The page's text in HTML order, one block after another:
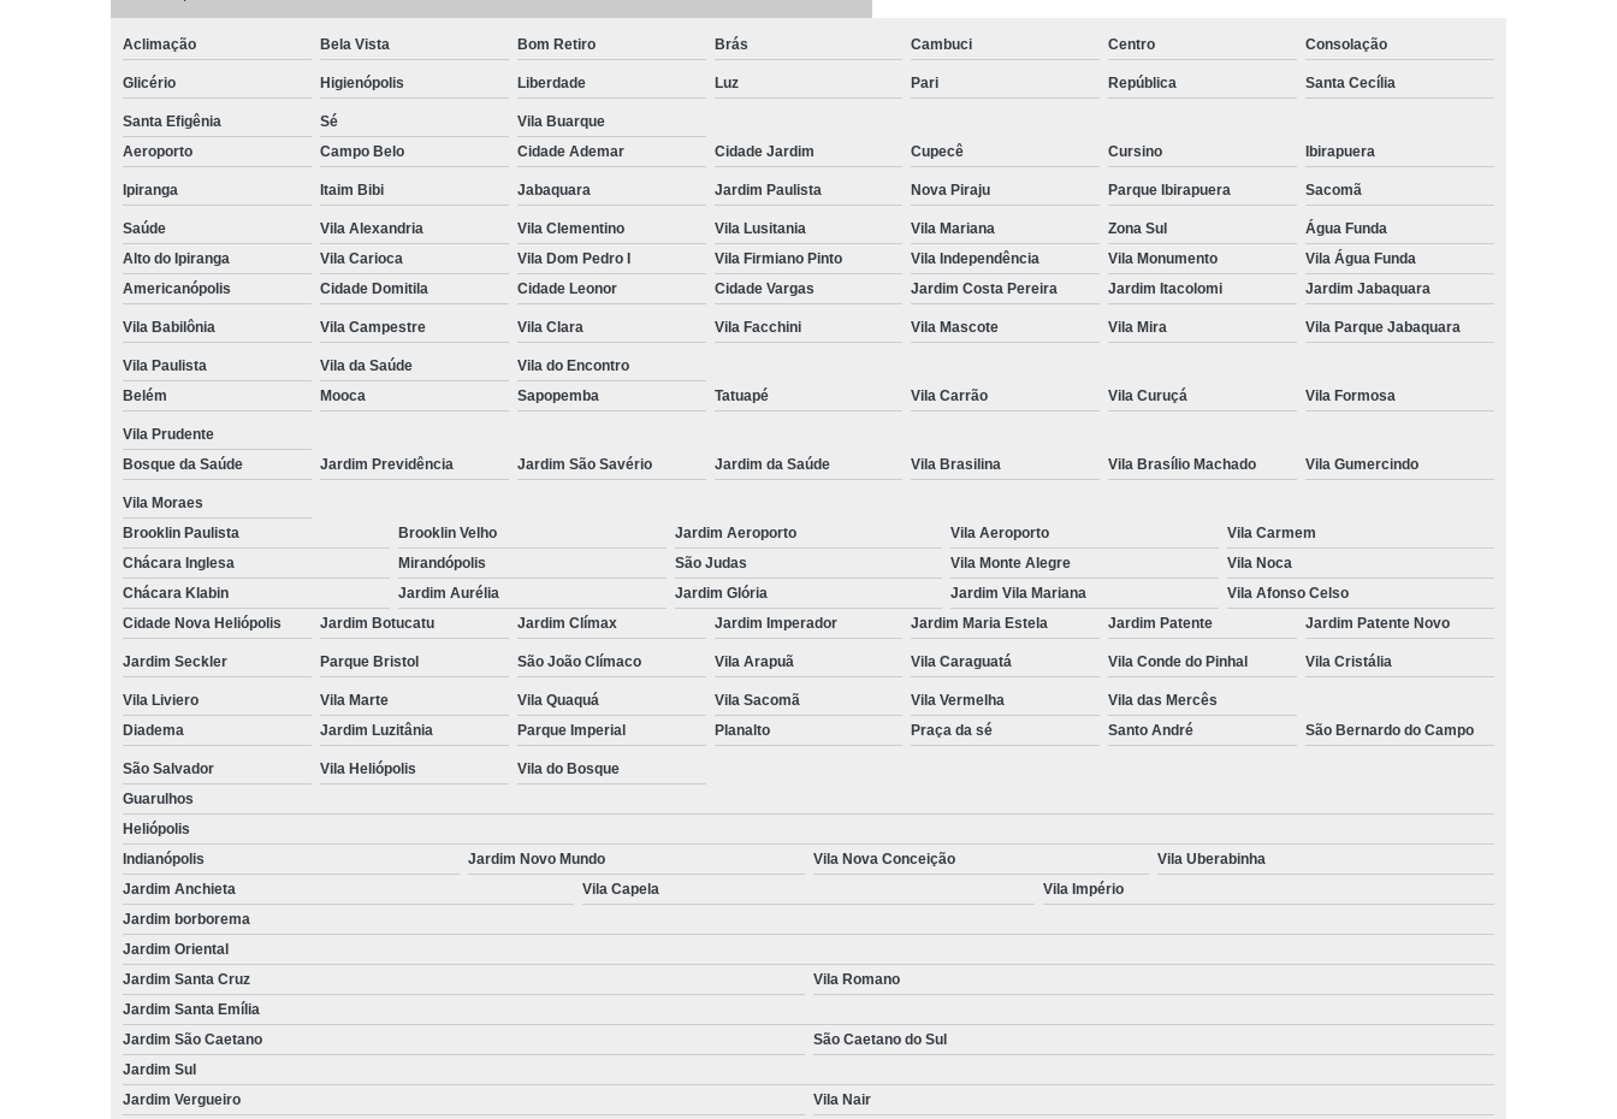
Simulador de Carro da Auto Escola
Simulador de Carro de Auto Escola
Simulador de Carro na Auto Escola
Simulador de Direção Auto Escola
Simulador de Direção Cfc
Simulador de Direção para Cfc Simulador Direção Veicular
Aclimação Bela Vista Bom Retiro Brás Cambuci Centro Consolação
Glicério Higienópolis Liberdade Luz Pari República Santa Cecília
Santa Efigênia Sé
Vila Buarque
Aeroporto
Campo Belo Cidade Ademar Cidade Jardim Cupecê Cursino Ibirapuera
Ipiranga Itaim Bibi Jabaquara Jardim Paulista Nova Piraju Parque Ibirapuera Sacomã
Saúde Vila Alexandria Vila Clementino Vila Lusitania Vila Mariana Zona Sul
Água Funda
Alto do Ipiranga
Vila Carioca Vila Dom Pedro I Vila Firmiano Pinto Vila Independência Vila Monumento
Vila Água Funda
Americanópolis
Cidade Domitila Cidade Leonor Cidade Vargas Jardim Costa Pereira Jardim Itacolomi Jardim Jabaquara
Vila Babilônia Vila Campestre Vila Clara Vila Facchini Vila Mascote Vila Mira Vila Parque Jabaquara
Vila Paulista Vila da Saúde
Vila do Encontro
Belém
Mooca Sapopemba Tatuapé Vila Carrão Vila Curuçá Vila Formosa
Vila Prudente
Bosque da Saúde
Jardim Previdência Jardim São Savério Jardim da Saúde Vila Brasilina Vila Brasílio Machado Vila Gumercindo
Vila Moraes
Brooklin Paulista
Brooklin Velho Jardim Aeroporto Vila Aeroporto
Vila Carmem
Chácara Inglesa
Mirandópolis São Judas Vila Monte Alegre
Vila Noca
Chácara Klabin
Jardim Aurélia Jardim Glória Jardim Vila Mariana
Vila Afonso Celso
Cidade Nova Heliópolis
Jardim Botucatu Jardim Clímax Jardim Imperador Jardim Maria Estela Jardim Patente Jardim Patente Novo
Jardim Seckler Parque Bristol São João Clímaco Vila Arapuã Vila Caraguatá Vila Conde do Pinhal Vila Cristália
Vila Liviero Vila Marte Vila Quaquá Vila Sacomã Vila Vermelha
Vila das Mercês
Diadema
Jardim Luzitânia Parque Imperial Planalto Praça da sé Santo André São Bernardo do Campo
São Salvador Vila Heliópolis
Vila do Bosque
Guarulhos
Heliópolis
Indianópolis
Jardim Novo Mundo Vila Nova Conceição
Vila Uberabinha
Jardim Anchieta
Vila Capela
Vila Império
Jardim borborema
Jardim Oriental
Jardim Santa Cruz
Vila Romano
Jardim Santa Emília
Jardim São Caetano
São Caetano do Sul
Jardim Sul
Jardim Vergueiro
Vila Nair